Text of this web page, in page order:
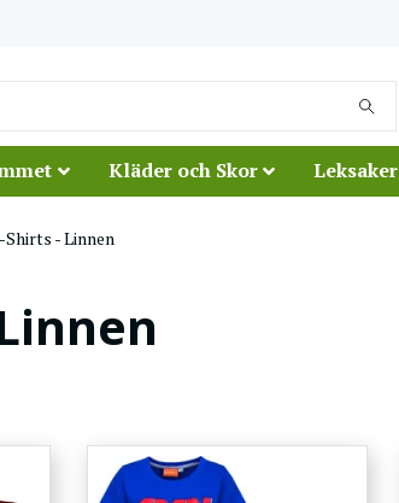
Kläder och Skor Leksaker
Shirts - Linnen